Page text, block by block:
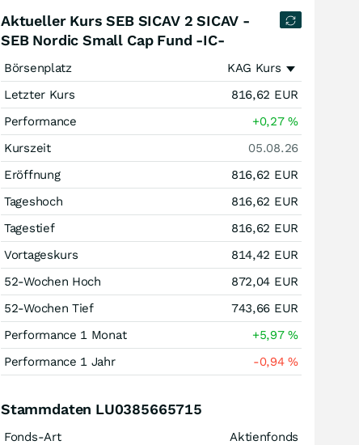
Aktueller Kurs SEB SICAV 2 SICAV -
SEB Nordic Small Cap Fund -IC-
Börsenplatz
KAG Kurs
Letzter Kurs
816,62 EUR
Performance
+0,27%
Kurszeit
05.08.26
Eröffnung
816,62 EUR
Tageshoch
816,62 EUR
Tagestief
816,62 EUR
Vortageskurs
814,42 EUR
52-Wochen Hoch
872,04 EUR
52-Wochen Tief
743,66 EUR
Performance 1 Monat
+5,97%
Performance 1 Jahr
-0,94%
Stammdaten LU0385665715
Fonds-Art Aktienfonds